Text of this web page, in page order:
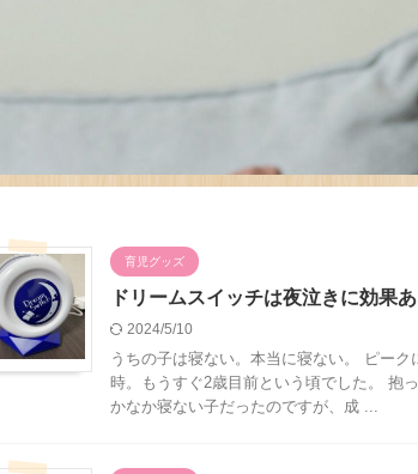
育児グッズ
ドリームスイッチは夜泣きに効果
2024/5/10
うちの子は寝ない。本当に寝ない。 ピー
時。もうすぐ2歳目前という頃でした。 抱
かなか寝ない子だったのですが、成 ...